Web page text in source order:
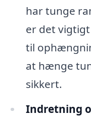
har tunge
er det
til
at hænge
sikkert.
Indretning